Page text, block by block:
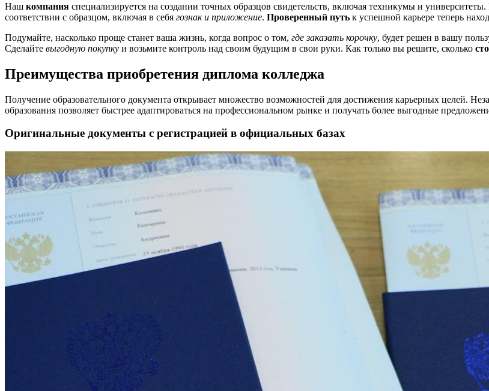
Наш компания специализируется на создании точных образцов свидетельств, включая техникумы и
соответствии с образцом, включая в себя гознак и приложение. Проверенный путь к успешной карьере теперь
Подумайте, насколько проще станет ваша жизнь, когда вопрос о том, где заказать корочку, будет решен в вашу
Сделайте выгодную покупку и возьмите контроль над своим будущим в свои руки. Как только вы решите, сколько
Преимущества приобретения диплома колледжа
Получение образовательного документа открывает множество возможностей для достижения карьерных целей.
образования позволяет быстрее адаптироваться на профессиональном рынке и получать более выгодные
Оригинальные документы с регистрацией в официальных базах